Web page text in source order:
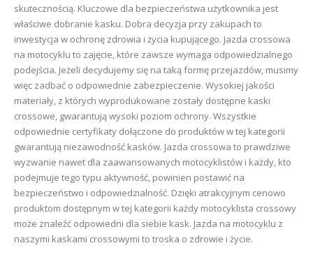
skutecznością. Kluczowe dla bezpieczeństwa użytkownika jest
właściwe dobranie kasku. Dobra decyzja przy zakupach to
inwestycja w ochronę zdrowia i życia kupującego. Jazda crossowa
na motocyklu to zajęcie, które zawsze wymaga odpowiedzialnego
podejścia. Jeżeli decydujemy się na taką formę przejazdów, musimy
więc zadbać o odpowiednie zabezpieczenie. Wysokiej jakości
materiały, z których wyprodukowane zostały dostępne kaski
crossowe, gwarantują wysoki poziom ochrony. Wszystkie
odpowiednie certyfikaty dołączone do produktów w tej kategorii
gwarantują niezawodność kasków. Jazda crossowa to prawdziwe
wyzwanie nawet dla zaawansowanych motocyklistów i każdy, kto
podejmuje tego typu aktywność, powinien postawić na
bezpieczeństwo i odpowiedzialność. Dzięki atrakcyjnym cenowo
produktom dostępnym w tej kategorii każdy motocyklista crossowy
może znaleźć odpowiedni dla siebie kask. Jazda na motocyklu z
naszymi kaskami crossowymi to troska o zdrowie i życie.